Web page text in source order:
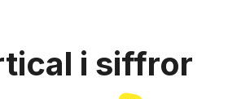
i siffror